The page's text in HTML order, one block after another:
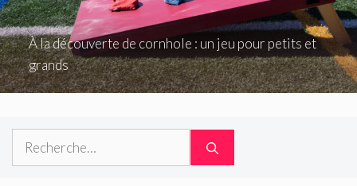
À la découverte de cornhole : un jeu pour petits et
grands
Rechercher :